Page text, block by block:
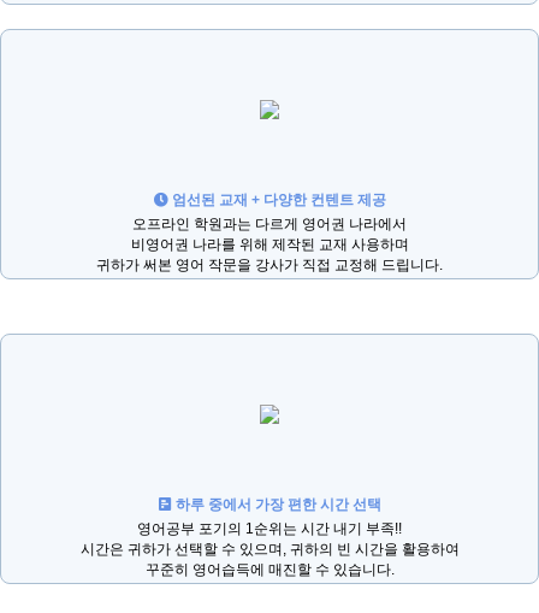
엄선된 교재 + 다양한 컨텐트 제공
오프라인 학원과는 다르게 영어권 나라에서
비영어권 나라를 위해 제작된 교재 사용하며
귀하가 써본 영어 작문을 강사가 직접 교정해 드립니다.
하루 중에서 가장 편한 시간 선택
영어공부 포기의 1순위는 시간 내기 부족!!
시간은 귀하가 선택할 수 있으며, 귀하의 빈 시간을 활용하여
꾸준히 영어습득에 매진할 수 있습니다.